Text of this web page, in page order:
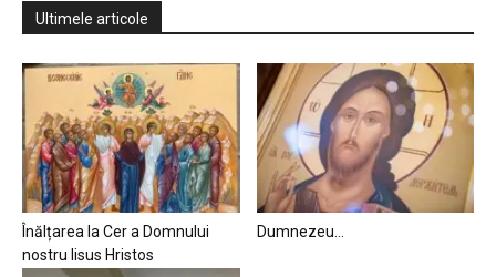
Ultimele articole
Înălțarea la Cer a Domnului
nostru Iisus Hristos
Dumnezeu…